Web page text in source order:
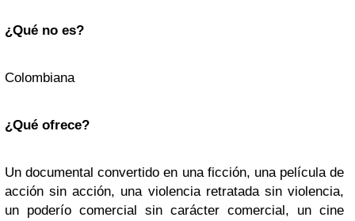
¿Qué no es?
Colombiana
¿Qué ofrece?
Un documental convertido en una ficción, una película de
acción sin acción, una violencia retratada sin violencia,
un poderío comercial sin carácter comercial, un cine